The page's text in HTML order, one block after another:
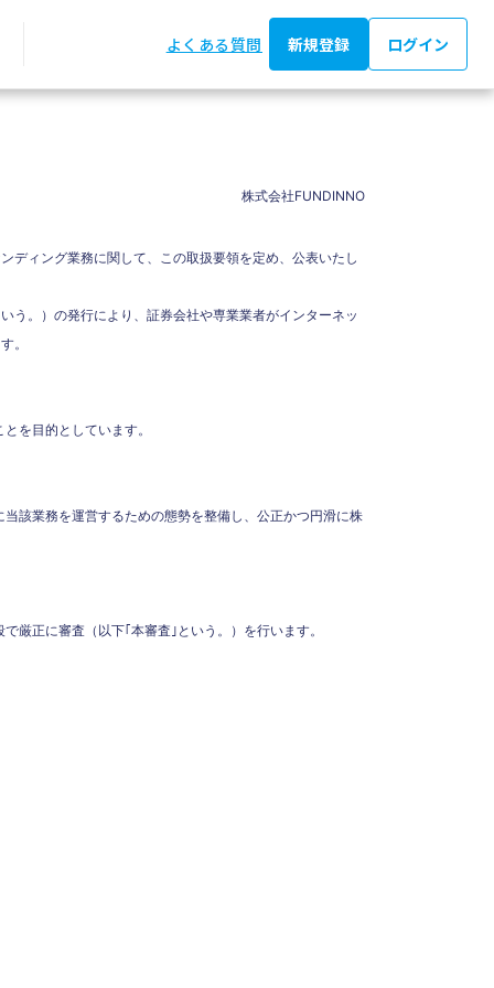
よくある質問 新規登録 ログイン
株式会社FUNDINNO
ディング業務に関して、この取扱要領を定め、公表いたし
う。）の発行により、証券会社や専業業者がインターネッ
。
に資することを目的としています。
該業務を運営するための態勢を整備し、公正かつ円滑に株
正に審査（以下｢本審査｣という。）を行います。